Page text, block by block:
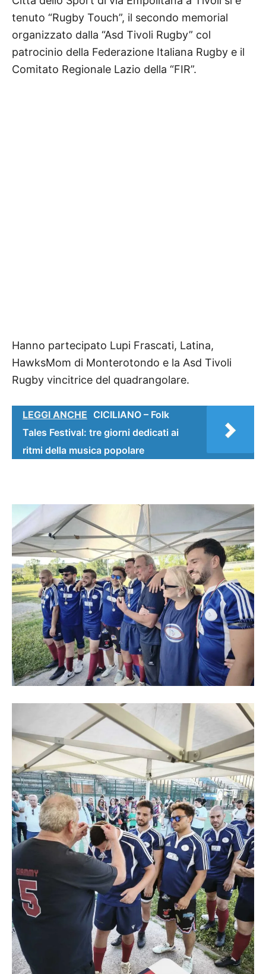
tenuto “Rugby Touch”, il secondo memorial
organizzato dalla “Asd Tivoli Rugby” col
patrocinio della Federazione Italiana Rugby e il
Comitato Regionale Lazio della “FIR”.
Hanno partecipato Lupi Frascati, Latina,
HawksMom di Monterotondo e la Asd Tivoli
Rugby vincitrice del quadrangolare.
LEGGI ANCHE CICILIANO – Folk
Tales Festival: tre giorni dedicati ai
ritmi della musica popolare